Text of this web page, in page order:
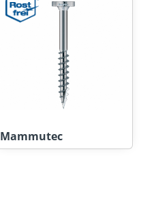
Mammutec